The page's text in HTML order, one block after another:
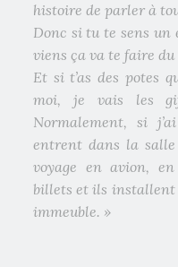
histoire de parler à
Donc si tu te sens un
viens ça va te faire du
Et si t’as des potes
moi, je vais les
Normalement, si
entrent dans la
voyage en avion,
billets et ils installent
immeuble. »